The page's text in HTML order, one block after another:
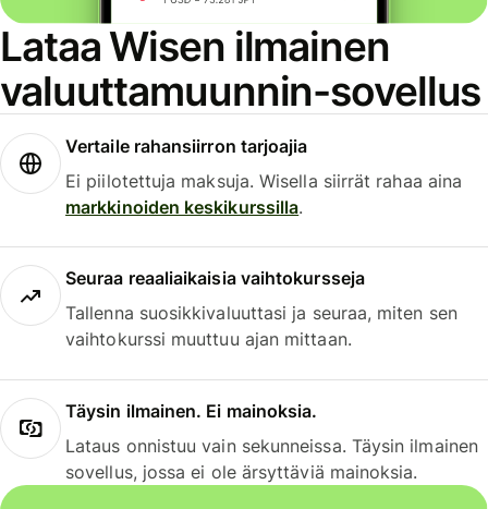
Lataa Wisen ilmainen
valuuttamuunnin-sovellus
Vertaile rahansiirron tarjoajia
Ei piilotettuja maksuja. Wisella siirrät rahaa aina
markkinoiden keskikurssilla.
Seuraa reaaliaikaisia vaihtokursseja
Tallenna suosikkivaluuttasi ja seuraa, miten sen
vaihtokurssi muuttuu ajan mittaan.
Täysin ilmainen. Ei mainoksia.
Lataus onnistuu vain sekunneissa. Täysin ilmainen
sovellus, jossa ei ole ärsyttäviä mainoksia.